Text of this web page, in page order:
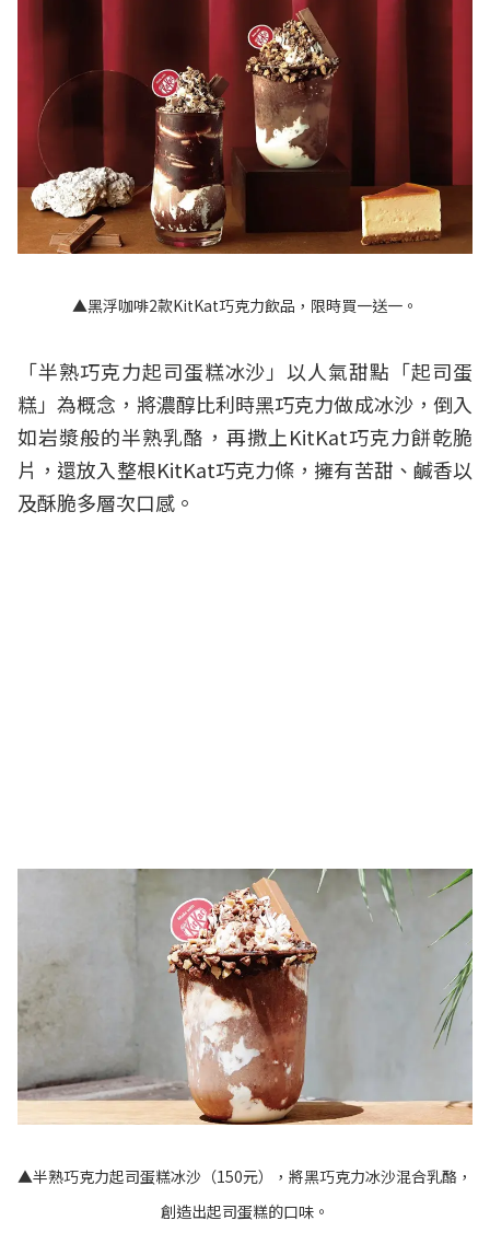
▲黑浮咖啡2款KitKat巧克力飲品，限時買一送一。
「半熟巧克力起司蛋糕冰沙」以人氣甜點「起司蛋
糕」為概念，將濃醇比利時黑巧克力做成冰沙，倒入
如岩漿般的半熟乳酪，再撒上KitKat巧克力餅乾脆
片，還放入整根KitKat巧克力條，擁有苦甜、鹹香以
及酥脆多層次口感。
▲半熟巧克力起司蛋糕冰沙（150元），將黑巧克力冰沙混合乳酪，
創造出起司蛋糕的口味。